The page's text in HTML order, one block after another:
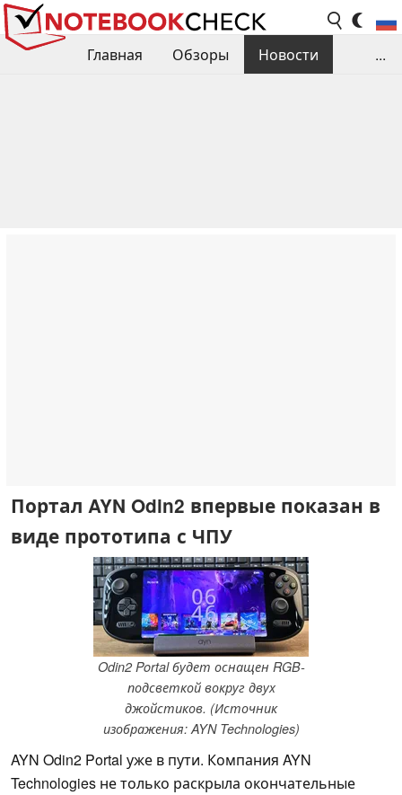
Главная Обзоры
Новости
...
Портал AYN Odin2 впервые показан в
виде прототипа с ЧПУ
Odin2 Portal будет оснащен RGB-
подсветкой вокруг двух
джойстиков. (Источник
изображения: AYN Technologies)
AYN Odin2 Portal уже в пути. Компания AYN
Technologies не только раскрыла окончательные